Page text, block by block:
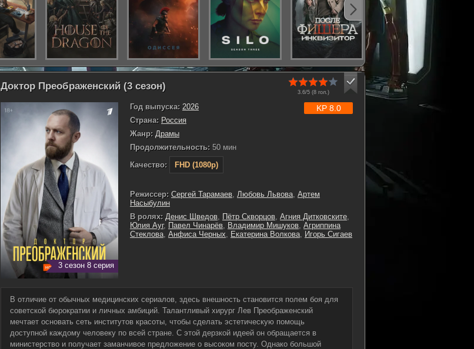
Доктор Преображенский (3 сезон)
3.6/5 (8гол.)
3 сезон 8 серия
Год выпуска: 2026
Страна: Россия
Жанр: Драмы
Продолжительность: 50 мин
Качество:
FHD (1080p)
KP 8.0
Режиссер: Сергей Тарамаев, Любовь Львова, Артем
Насыбулин
В ролях: Денис Шведов, Пётр Скворцов, Агния Дитковските,
Юлия Ауг, Павел Чинарёв, Владимир Мишуков, Агриппина
Стеклова, Анфиса Черных, Екатерина Волкова, Игорь Сигаев
В отличие от обычных медицинских сериалов, здесь внешность становится полем боя для
советской бюрократии и личных амбиций. Талантливый хирург Лев Преображенский
мечтает основать сеть институтов красоты, чтобы сделать эстетическую помощь
доступной каждому человеку по всей стране. С этой дерзкой идеей он обращается в
министерство и получает заманчивое предложение о высоком посту. Однако большой